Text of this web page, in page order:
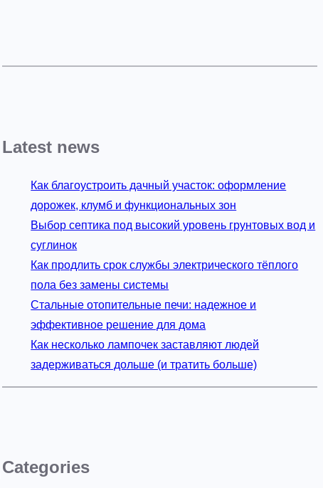
Latest news
Как благоустроить дачный участок: оформление
дорожек, клумб и функциональных зон
Выбор септика под высокий уровень грунтовых вод и
суглинок
Как продлить срок службы электрического тёплого
пола без замены системы
Стальные отопительные печи: надежное и
эффективное решение для дома
Как несколько лампочек заставляют людей
задерживаться дольше (и тратить больше)
Categories